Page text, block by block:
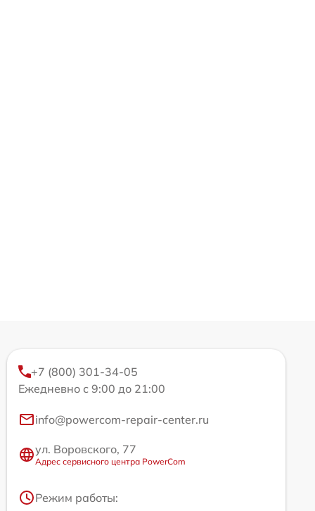
+7 (800) 301-34-05
Ежедневно с 9:00 до 21:00
info@powercom-repair-center.ru
ул. Воровского, 77
Адрес сервисного центра PowerCom
Режим работы: